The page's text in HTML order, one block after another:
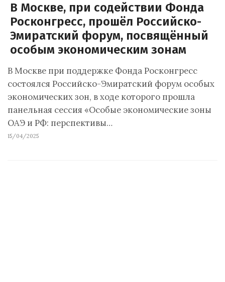
В Москве, при содействии Фонда
Росконгресс, прошёл Российско-
Эмиратский форум, посвящённый
особым экономическим зонам
В Москве при поддержке Фонда Росконгресс
состоялся Российско-Эмиратский форум особых
экономических зон, в ходе которого прошла
панельная сессия «Особые экономические зоны
ОАЭ и РФ: перспективы…
15/04/2025